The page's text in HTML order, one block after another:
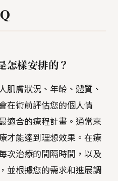
怎樣安排的？
肌膚狀況、年齡、體質、
在術前評估您的個人情
適合的療程計畫。通常來
才能達到理想效果。在療
次治療的間隔時間，以及
並根據您的需求和進展調